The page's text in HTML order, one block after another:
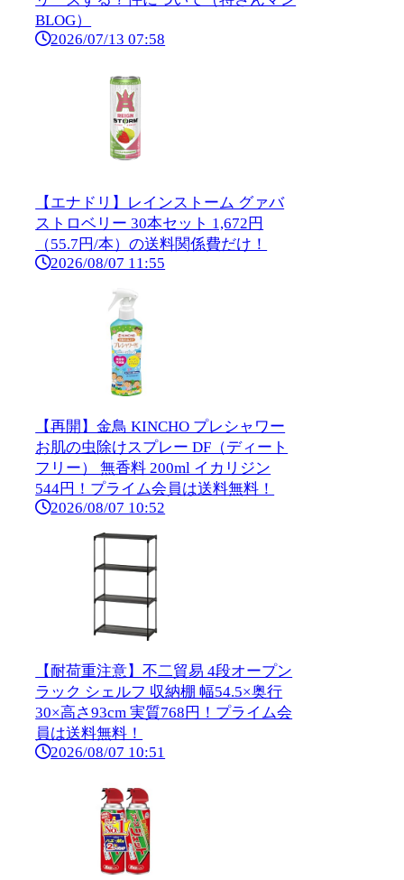
BLOG）
2026/07/13 07:58
【エナドリ】レインストーム グァバ
ストロベリー 30本セット 1,672円
（55.7円/本）の送料関係費だけ！
2026/08/07 11:55
【再開】金鳥 KINCHO プレシャワー
お肌の虫除けスプレー DF（ディート
フリー） 無香料 200ml イカリジン
544円！プライム会員は送料無料！
2026/08/07 10:52
【耐荷重注意】不二貿易 4段オープン
ラック シェルフ 収納棚 幅54.5×奥行
30×高さ93cm 実質768円！プライム会
員は送料無料！
2026/08/07 10:51